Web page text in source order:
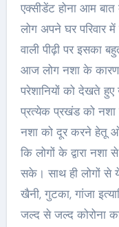
एक्सीडेंट होना आम बात
लोग अपने घर परिवार
वाली पीढ़ी पर इसका
आज लोग नशा के कारण
परेशानियों को देखते हुए
प्रत्येक प्रखंड को नशा
नशा को दूर करने हेतू
कि लोगों के द्वारा नशा
सके। साथ ही लोगों से
खैनी, गुटका, गांजा
जल्द से जल्द कोरोना